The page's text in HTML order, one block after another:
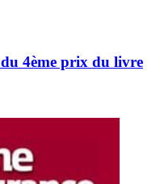
4ème prix du livre